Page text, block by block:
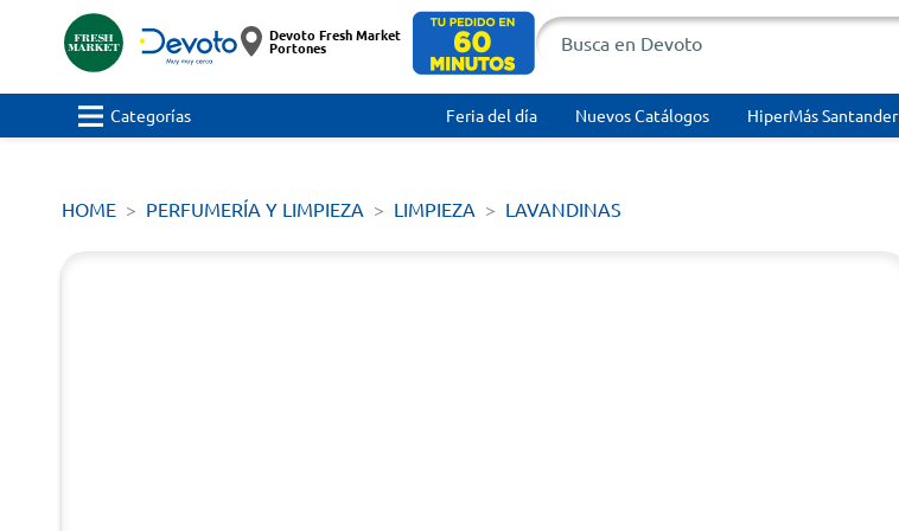
Devoto Fresh Market
Portones
Categorías Feria del día Nuevos Catálogos HiperMás Santander
HOME PERFUMERÍA Y LIMPIEZA LIMPIEZA LAVANDINAS